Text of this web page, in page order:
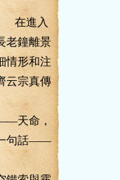
在進入
老鐘離景
情形和注
云宗真傳
天命，
句話——